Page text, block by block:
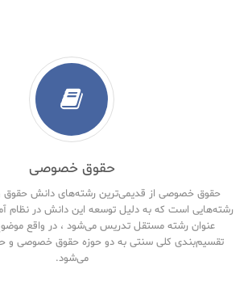
حقوق خصوصی
حقوق خصوصی از قدیمی‌ترین رشته‌های دانش حقوق
رشته‌هایی است که به دلیل توسعه این دانش در نظام
عنوان رشته مستقل تدریس می‌شود ، در واقع
تقسیم‌بندی کلی سنتی به دو حوزه حقوق خصوصی و
می‌شود.